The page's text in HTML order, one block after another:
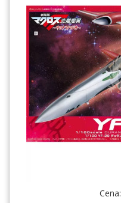
Cena: